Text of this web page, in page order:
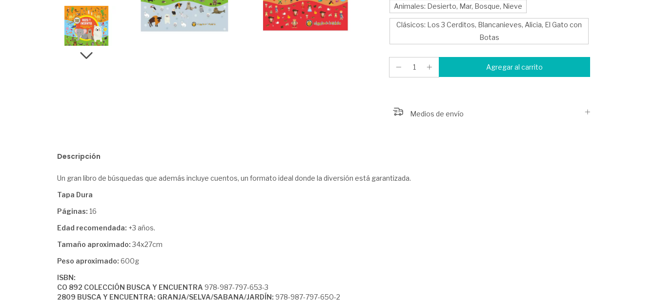
Animales: Desierto, Mar, Bosque, Nieve
Clásicos: Los 3 Cerditos, Blancanieves, Alicia, El Gato con
Botas
Medios de envío
Descripción
Un gran libro de búsquedas que además incluye cuentos, un formato ideal donde la diversión está garantizada.
Tapa Dura
Páginas: 16
Edad recomendada: +3 años.
Tamaño aproximado:34x27cm
Peso aproximado: 600g
ISBN:
CO 892 COLECCIÓN BUSCA Y ENCUENTRA 978-987-797-653-3
2809 BUSCA Y ENCUENTRA: GRANJA/SELVA/SABANA/JARDÍN: 978-987-797-650-2